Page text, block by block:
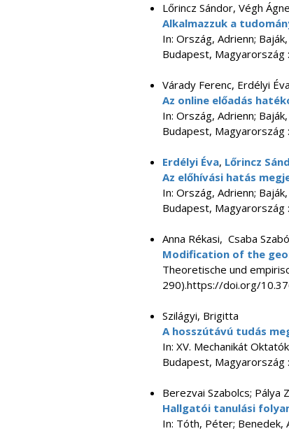
Lőrincz Sándor, Végh
Alkalmazzuk a
In: Ország, Adrienn;
Budapest, Magyarország
Várady Ferenc, Erdélyi
Az online előadás
In: Ország, Adrienn;
Budapest, Magyarország
Erdélyi Éva, Lőrincz
Az előhívási hatás
In: Ország, Adrienn;
Budapest, Magyarország
Anna Rékasi, Csaba
Modification of the
Theoretische und
290).https://doi.org/
Szilágyi, Brigitta
A hosszútávú tudás
In: XV. Mechanikát
Budapest, Magyarország
Berezvai Szabolcs; Pálya
Hallgatói tanulási
In: Tóth, Péter; Benedek,